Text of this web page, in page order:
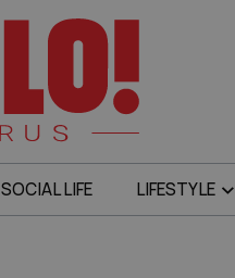
SOCIAL LIFE LIFESTYLE